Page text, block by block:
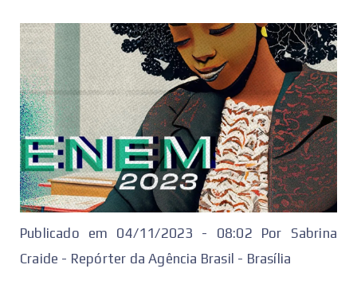
Publicado em 04/11/2023 - 08:02 Por Sabrina
Craide - Repórter da Agência Brasil - Brasília